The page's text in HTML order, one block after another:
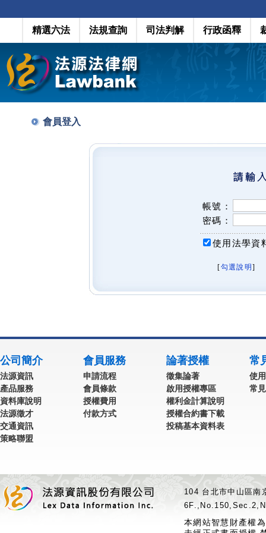
精選六法 法規查詢 司法判解 行政函釋
會員登入
帳號：
密碼：
使用法學資
[勾選說明 ]
公司簡介
法源資訊
產品服務
資料庫說明
法源徵才
交通資訊
策略聯盟
會員服務
申請流程
會員條款
授權費用
付款方式
論著授權
徵集論著
啟用授權專區
權利金計算說明
授權合約書下載
投稿基本資料表
常
使
常
104 台北市中山區
本網站智慧財產權